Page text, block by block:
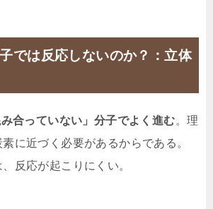
では反応しないのか？：立体
み合っていない」分子でよく進む。理
に近づく必要があるからである。
反応が起こりにくい。